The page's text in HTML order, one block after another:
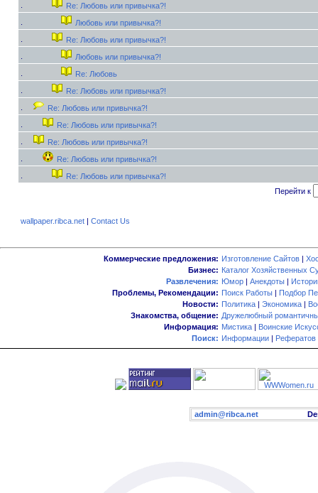
Re: Любовь или привычка?!
Любовь или привычка?!
Re: Любовь или привычка?!
Любовь или привычка?!
Re: Любовь
Re: Любовь или привычка?!
Re: Любовь или привычка?!
Re: Любовь или привычка?!
Re: Любовь или привычка?!
Re: Любовь или привычка?!
Re: Любовь или привычка?!
Перейти к
wallpaper.ribca.net| Contact Us
Коммерческие предложения: Изготовление Сайтов |
Бизнес: Каталог Хозяйственных
Развлечения: Юмор | Анекдоты |
Проблемы, Рекомендации: Поиск Работы | Подбор
Новости: Политика | Экономика |
Знакомства, общение: Дружелюбный
Информация: Мистика | Воинские
Поиск: Информации | Рефератов
admin@ribca.net